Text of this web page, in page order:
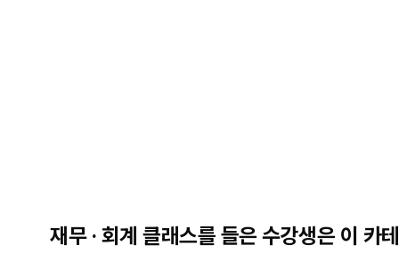
재무 · 회계 클래스를 들은 수강생은 이 카